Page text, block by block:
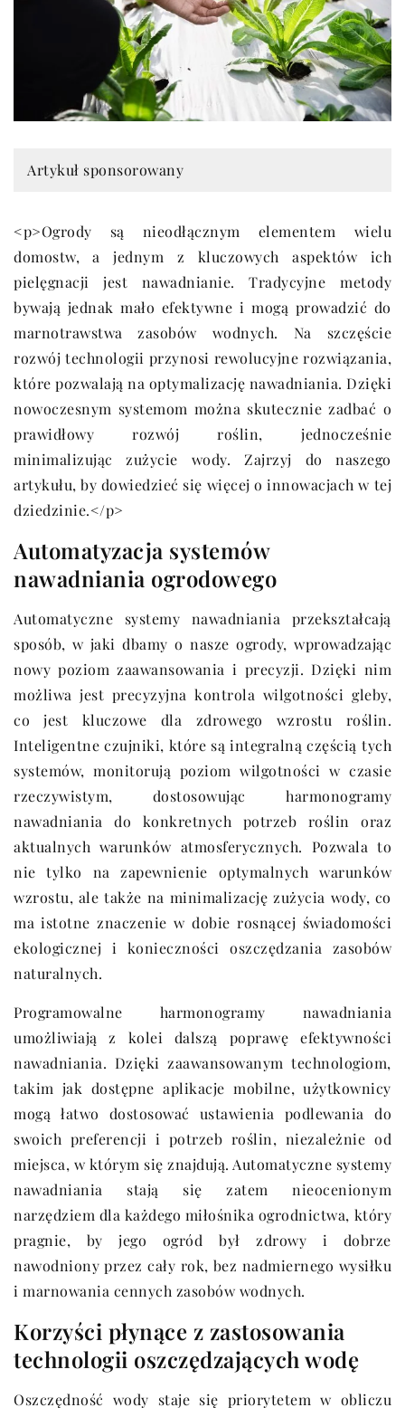
Artykuł sponsorowany
<p>Ogrody są nieodłącznym elementem wielu
domostw, a jednym z kluczowych aspektów ich
pielęgnacji jest nawadnianie. Tradycyjne metody
bywają jednak mało efektywne i mogą prowadzić do
marnotrawstwa zasobów wodnych. Na szczęście
rozwój technologii przynosi rewolucyjne rozwiązania,
które pozwalają na optymalizację nawadniania. Dzięki
nowoczesnym systemom można skutecznie zadbać o
prawidłowy rozwój roślin, jednocześnie
minimalizując zużycie wody. Zajrzyj do naszego
artykułu, by dowiedzieć się więcej o innowacjach w tej
dziedzinie.</p>
Automatyzacja systemów
nawadniania ogrodowego
Automatyczne systemy nawadniania przekształcają
sposób, w jaki dbamy o nasze ogrody, wprowadzając
nowy poziom zaawansowania i precyzji. Dzięki nim
możliwa jest precyzyjna kontrola wilgotności gleby,
co jest kluczowe dla zdrowego wzrostu roślin.
Inteligentne czujniki, które są integralną częścią tych
systemów, monitorują poziom wilgotności w czasie
rzeczywistym, dostosowując harmonogramy
nawadniania do konkretnych potrzeb roślin oraz
aktualnych warunków atmosferycznych. Pozwala to
nie tylko na zapewnienie optymalnych warunków
wzrostu, ale także na minimalizację zużycia wody, co
ma istotne znaczenie w dobie rosnącej świadomości
ekologicznej i konieczności oszczędzania zasobów
naturalnych.
Programowalne harmonogramy nawadniania
umożliwiają z kolei dalszą poprawę efektywności
nawadniania. Dzięki zaawansowanym technologiom,
takim jak dostępne aplikacje mobilne, użytkownicy
mogą łatwo dostosować ustawienia podlewania do
swoich preferencji i potrzeb roślin, niezależnie od
miejsca, w którym się znajdują. Automatyczne systemy
nawadniania stają się zatem nieocenionym
narzędziem dla każdego miłośnika ogrodnictwa, który
pragnie, by jego ogród był zdrowy i dobrze
nawodniony przez cały rok, bez nadmiernego wysiłku
i marnowania cennych zasobów wodnych.
Korzyści płynące z zastosowania
technologii oszczędzających wodę
Oszczędność wody staje się priorytetem w obliczu